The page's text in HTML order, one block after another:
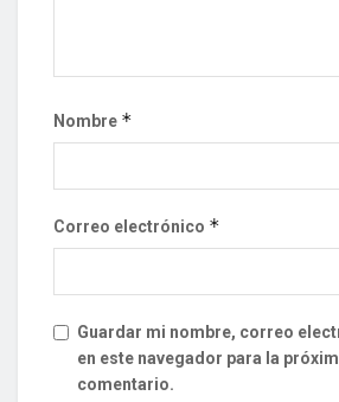
Nombre *
Correo electrónico *
Guardar mi nombre, correo
en este navegador para la
comentario.